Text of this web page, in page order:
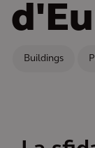
Buildings